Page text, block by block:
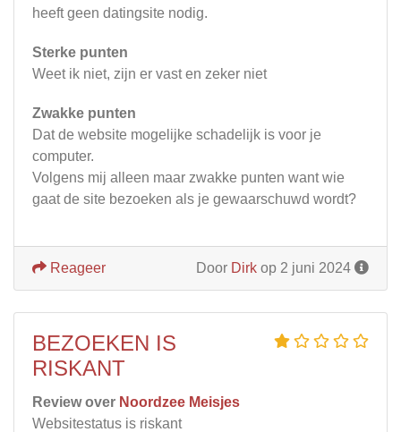
heeft geen datingsite nodig.
Sterke punten
Weet ik niet, zijn er vast en zeker niet
Zwakke punten
Dat de website mogelijke schadelijk is voor je
computer.
Volgens mij alleen maar zwakke punten want wie
gaat de site bezoeken als je gewaarschuwd wordt?
Door Dirk op 2 juni 2024
Reageer
BEZOEKEN IS
RISKANT
Review over Noordzee Meisjes
Websitestatus is riskant